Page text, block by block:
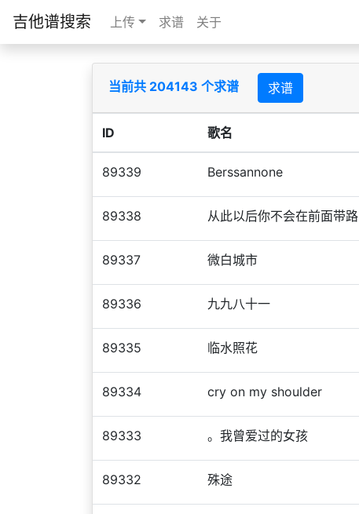
吉他谱搜索 上传 求谱 关于
当前共 204143 个求谱 求谱
ID 歌名
89339 Berssannone
89338 从此以后你不会在前面带路
89337 微白城市
89336 九九八十一
89335 临水照花
89334 cry on my shoulder
89333 。我曾爱过的女孩
89332 殊途